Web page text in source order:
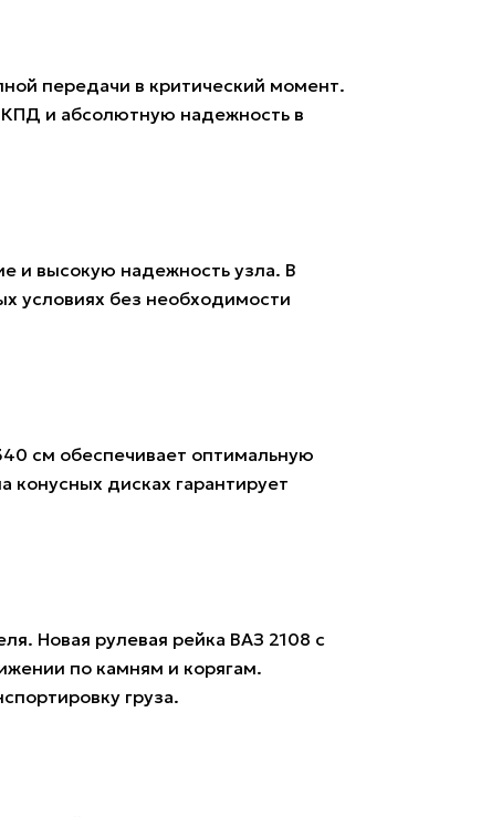
передачи в критический момент.
КПД и абсолютную надежность в
и высокую надежность узла. В
условиях без необходимости
см обеспечивает оптимальную
конусных дисках гарантирует
Новая рулевая рейка ВАЗ 2108 с
по камням и корягам.
груза.